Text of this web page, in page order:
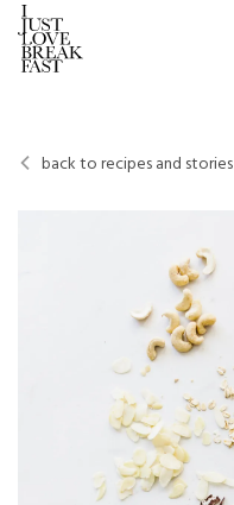
back to recipes and stories